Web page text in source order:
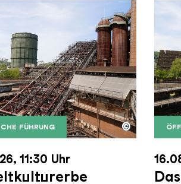
FÜHRUNG
der Völklinger Hütte
Weltkulturerbe Völklinger Hütte |
©
11:30 Uhr
Der